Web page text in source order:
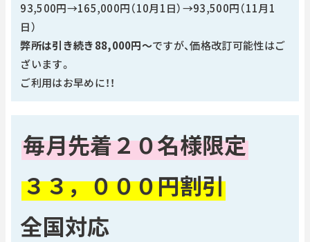
93,500円→165,000円（10月1日）→93,500円（11月1
日）
弊所は引き続き88,000円～ですが、価格改訂可能性はご
ざいます。
ご利用はお早めに！！
毎月先着２０名様限定
３３，０００円割引
全国対応